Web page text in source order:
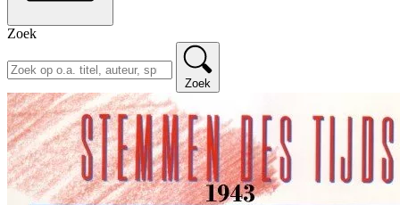
Zoek
Zoek